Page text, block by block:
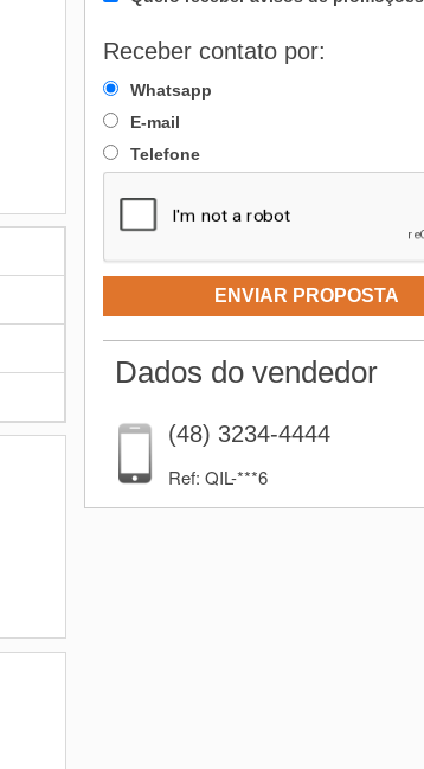
Receber contato por:
Whatsapp
E-mail
Telefone
ENVIAR PROPOSTA
Dados do vendedor
(48) 3234-4444
Ref: QIL-***6